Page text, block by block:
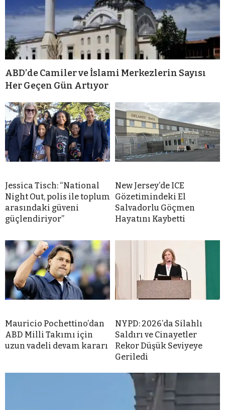
ABD’de Camiler ve İslami Merkezlerin Sayısı
Her Geçen Gün Artıyor
Jessica Tisch: “National
Night Out, polis ile toplum
arasındaki güveni
güçlendiriyor”
New Jersey’de ICE
Gözetimindeki El
Salvadorlu Göçmen
Hayatını Kaybetti
Mauricio Pochettino’dan
ABD Milli Takımı için
uzun vadeli devam kararı
NYPD: 2026’da Silahlı
Saldırı ve Cinayetler
Rekor Düşük Seviyeye
Geriledi